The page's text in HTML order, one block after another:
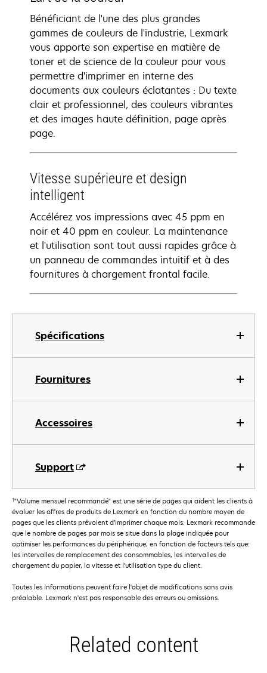
Spécifications
Fournitures
Accessoires
Support
Bénéficiant de l'une des plus grandes
gammes de couleurs de l'industrie, Lexmark
vous apporte son expertise en matière de
toner et de science de la couleur pour vous
permettre d'imprimer en interne des
documents aux couleurs éclatantes : Du texte
clair et professionnel, des couleurs vibrantes
et des images haute définition, page après
page.
Vitesse supérieure et design
intelligent
Accélérez vos impressions avec 45 ppm en
noir et 40 ppm en couleur. La maintenance
et l'utilisation sont tout aussi rapides grâce à
un panneau de commandes intuitif et à des
fournitures à chargement frontal facile.
†"Volume mensuel recommandé" est une série de pages qui aident les clients à
évaluer les offres de produits de Lexmark en fonction du nombre moyen de
pages que les clients prévoient d’imprimer chaque mois. Lexmark recommande
que le nombre de pages par mois se situe dans la plage indiquée pour
optimiser les performances du périphérique, en fonction de facteurs tels que:
les intervalles de remplacement des consommables, les intervalles de
chargement du papier, la vitesse et l'utilisation type du client.
Toutes les informations peuvent faire l'objet de modifications sans avis
préalable. Lexmark n'est pas responsable des erreurs ou omissions.
Related content